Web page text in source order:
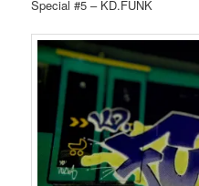
Special #5 – KD.FUNK